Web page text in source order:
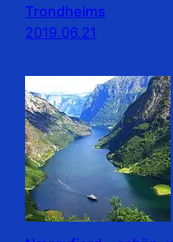
Trondheims
2019.06.21